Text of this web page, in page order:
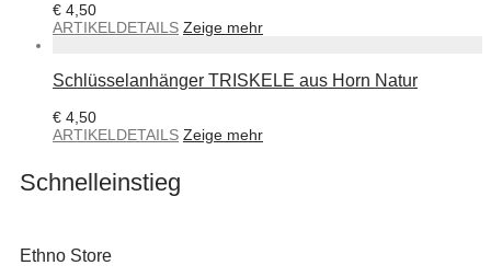
€ 4,50
ARTIKELDETAILS Zeige mehr
Schlüsselanhänger TRISKELE aus Horn Natur
€ 4,50
ARTIKELDETAILS Zeige mehr
Schnelleinstieg
Ethno Store